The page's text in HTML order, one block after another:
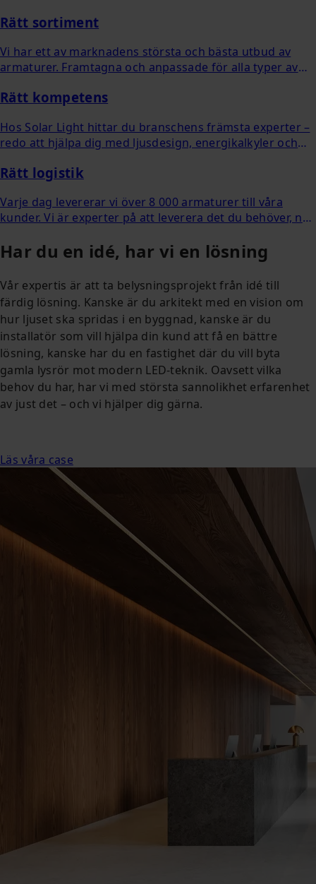
Rätt sortiment
Vi har ett av marknadens största och bästa utbud av
armaturer. Framtagna och anpassade för alla typer av
Rätt kompetens
Hos Solar Light hittar du branschens främsta experter –
redo att hjälpa dig med ljusdesign, energikalkyler och
Rätt logistik
Varje dag levererar vi över 8 000 armaturer till våra
kunder. Vi är experter på att leverera det du behöver, när
Har du en idé, har vi en lösning
Vår expertis är att ta belysningsprojekt från idé till
färdig lösning. Kanske är du arkitekt med en vision om
hur ljuset ska spridas i en byggnad, kanske är du
installatör som vill hjälpa din kund att få en bättre
lösning, kanske har du en fastighet där du vill byta
gamla lysrör mot modern LED-teknik. Oavsett vilka
behov du har, har vi med största sannolikhet erfarenhet
av just det – och vi hjälper dig gärna.
Läs våra case